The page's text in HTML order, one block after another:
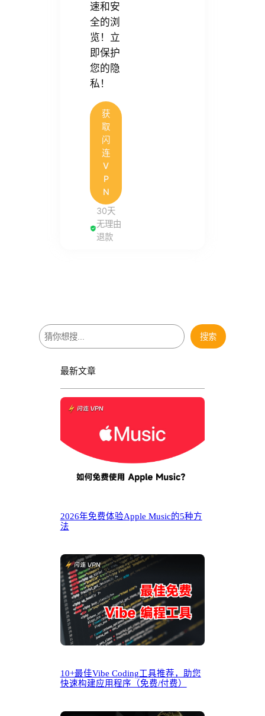
速和安
全的浏
览！立
即保护
您的隐
私！
获
取
闪
连
V
P
N
30天
无理由
退款
搜
索
搜索
最新文章
2026年免费体验Apple Music的5种方
法
10+最佳Vibe Coding工具推荐，助您
快速构建应用程序（免费/付费）